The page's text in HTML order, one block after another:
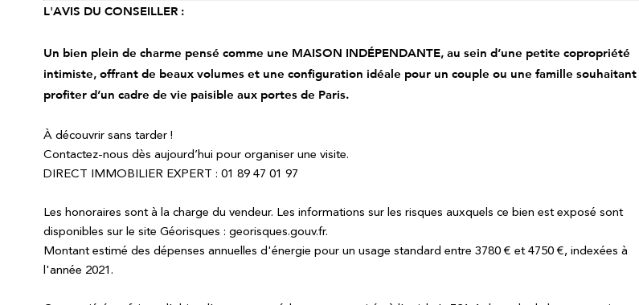
L'AVIS DU CONSEILLER :
Un bien plein de charme pensé comme une MAISON INDÉPENDANTE, au sein d’une petite copropriété
intimiste, offrant de beaux volumes et une configuration idéale pour un couple ou une famille souhaitant
profiter d’un cadre de vie paisible aux portes de Paris.
À découvrir sans tarder !
Contactez-nous dès aujourd’hui pour organiser une visite.
DIRECT IMMOBILIER EXPERT : 01 89 47 01 97
Les honoraires sont à la charge du vendeur. Les informations sur les risques auxquels ce bien est exposé sont
disponibles sur le site Géorisques : georisques.gouv.fr.
Montant estimé des dépenses annuelles d'énergie pour un usage standard entre 3780 € et 4750 €, indexées à
l'année 2021.